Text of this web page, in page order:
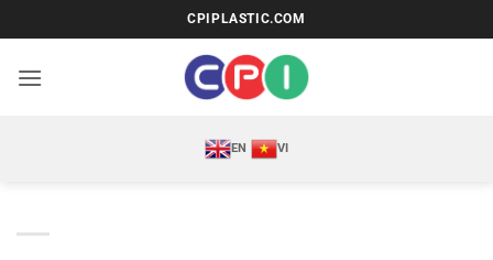
qua
nội
CPIPLASTIC.COM
EN VI